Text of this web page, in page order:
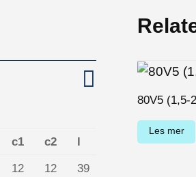
c1 c2
l
12 12 39
80V5 (1,5-
Les mer